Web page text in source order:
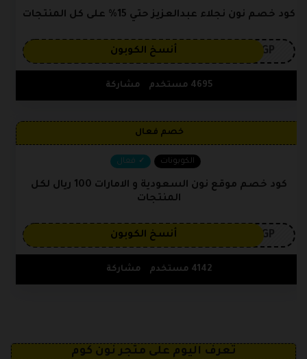
كود خصم نون نجلاء عبدالعزيز حتي 15% على كل المنتجات
3GP أنسخ الكوبون
4695 مستخدم مشاركة
خصم فعال
الكوبونات فعال
كود خصم موقع نون السعودية و الامارات 100 ريال لكل
المنتجات
3GP أنسخ الكوبون
4142 مستخدم مشاركة
تعرف اليوم على متجر نون كوم